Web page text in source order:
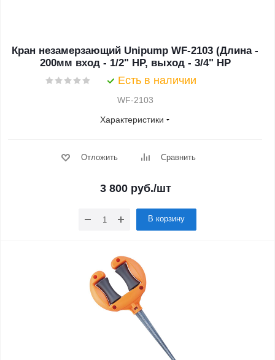
Кран незамерзающий Unipump WF-2103 (Длина -
200мм вход - 1/2" НР, выход - 3/4" НР
Есть в наличии
WF-2103
Характеристики
Отложить Сравнить
3 800руб./шт
В корзину